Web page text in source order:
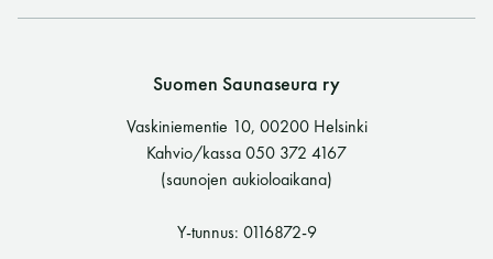
Tietosuojaseloste
YHTEYSTIEDOT
Suomen Saunaseura ry
Vaskiniementie 10, 00200 Helsinki
Kahvio/kassa 050 372 4167
(saunojen aukioloaikana)
Y-tunnus: 0116872-9